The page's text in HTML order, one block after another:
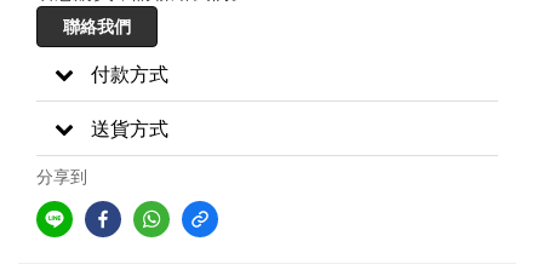
聯絡我們
付款方式
送貨方式
分享到